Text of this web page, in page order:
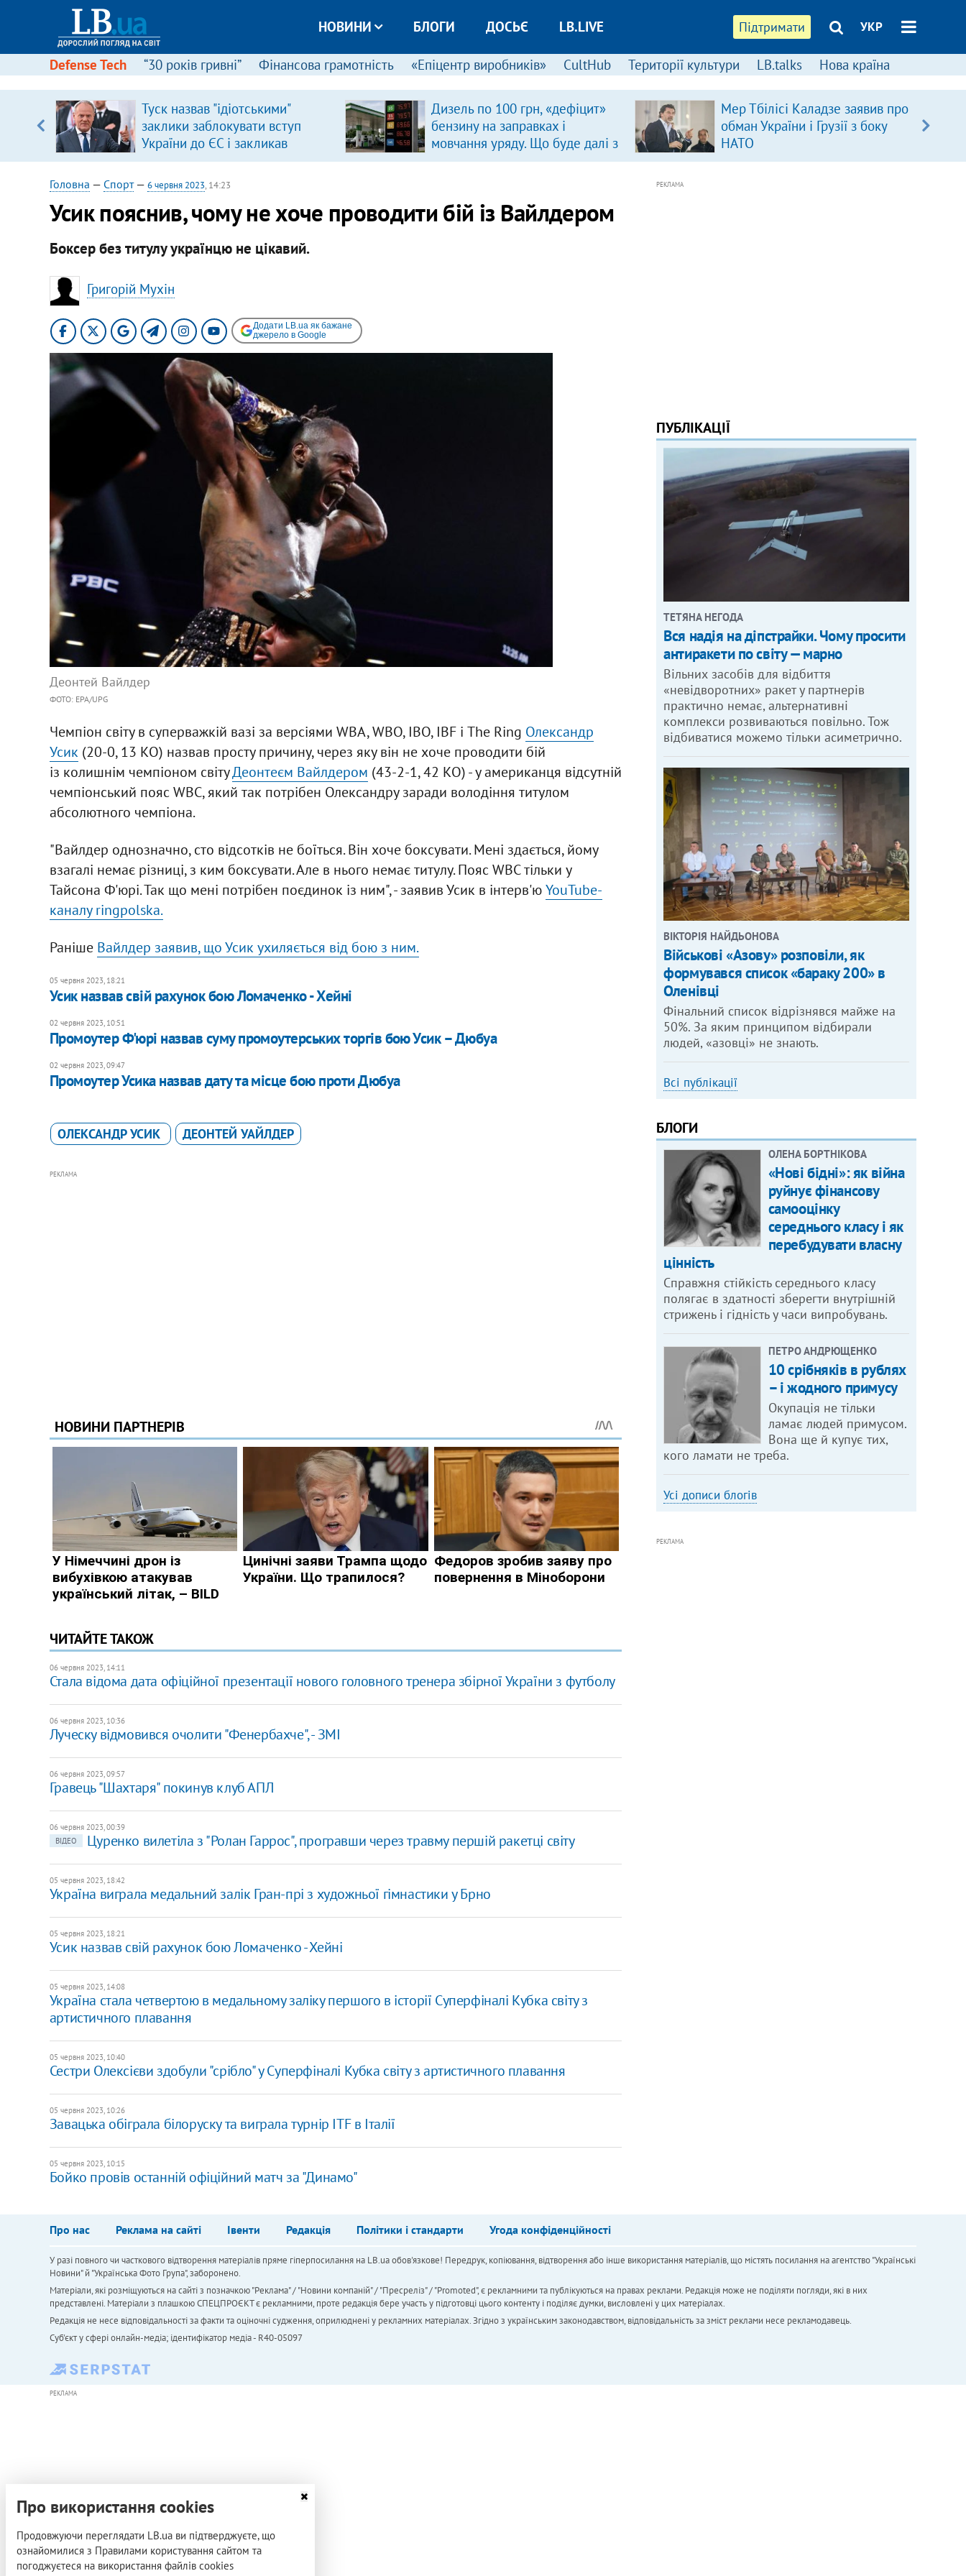
Підтримати УКР
НОВИНИ БЛОГИ ДОСЬЄ LB.LIVE
Defense Tech “30 років гривні” Фінансова грамотність «Епіцентр виробників» CultHub Території культури LB.talks Нова країна
Туск назвав "ідіотськими"
заклики заблокувати вступ
України до ЄС і закликав
припинити антиукраїнську
риторику
Дизель по 100 грн, «дефіцит»
бензину на заправках і
мовчання уряду. Що буде далі з
цінами на пальне?
Мер Тбілісі Каладзе заявив про
обман України і Грузії з боку
НАТО
Головна — Спорт— 6 червня 2023, 14:23
Усик пояснив, чому не хоче проводити бій із Вайлдером
Боксер без титулу українцю не цікавий.
Григорій Мухін
Додати LB.ua як бажане
джерело в Google
Деонтей Вайлдер
ФОТО: EPA/UPG
Чемпіон світу в суперважкій вазі за версіями WBA, WBO, IBO, IBF і The Ring Олександр
Усик (20-0, 13 КО) назвав просту причину, через яку він не хоче проводити бій
із колишнім чемпіоном світуДеонтеєм Вайлдером (43-2-1, 42 КО) - у американця відсутній
чемпіонський пояс WBC, який так потрібен Олександру заради володіння титулом
абсолютного чемпіона.
"Вайлдер однозначно, сто відсотків не боїться. Він хоче боксувати. Мені здається, йому
взагалі немає різниці, з ким боксувати. Але в нього немає титулу. Пояс WBC тільки у
Тайсона Ф'юрі. Так що мені потрібен поєдинок із ним", - заявив Усик в інтерв'юYouTube-
каналу ringpolska.
Раніше Вайлдер заявив, що Усик ухиляється від бою з ним.
05 червня 2023, 18:21
Усик назвав свій рахунок бою Ломаченко - Хейні
02 червня 2023, 10:51
Промоутер Ф'юрі назвав суму промоутерських торгів бою Усик – Дюбуа
02 червня 2023, 09:47
Промоутер Усика назвав дату та місце бою проти Дюбуа
ОЛЕКСАНДР УСИК ДЕОНТЕЙ УАЙЛДЕР
РЕКЛАМА
ЧИТАЙТЕ ТАКОЖ
06 червня 2023, 14:11
Стала відома дата офіційної презентації нового головного тренера збірної України з футболу
06 червня 2023, 10:36
Луческу відмовився очолити "Фенербахче", - ЗМІ
06 червня 2023, 09:57
Гравець "Шахтаря" покинув клуб АПЛ
06 червня 2023, 00:39
ВІДЕО
Цуренко вилетіла з "Ролан Гаррос", програвши через травму першій ракетці світу
05 червня 2023, 18:42
Україна виграла медальний залік Гран-прі з художньої гімнастики у Брно
05 червня 2023, 18:21
Усик назвав свій рахунок бою Ломаченко - Хейні
05 червня 2023, 14:08
Україна стала четвертою в медальному заліку першого в історії Суперфіналі Кубка світу з
артистичного плавання
05 червня 2023, 10:40
Сестри Олексієви здобули "срібло" у Суперфіналі Кубка світу з артистичного плавання
05 червня 2023, 10:26
Завацька обіграла білоруску та виграла турнір ITF в Італії
05 червня 2023, 10:15
Бойко провів останній офіційний матч за "Динамо"
РЕКЛАМА
ПУБЛІКАЦІЇ
ТЕТЯНА НЕГОДА
Вся надія на діпстрайки. Чому просити
антиракети по світу — марно
Вільних засобів для відбиття
«невідворотних» ракет у партнерів
практично немає, альтернативні
комплекси розвиваються повільно. Тож
відбиватися можемо тільки асиметрично.
ВІКТОРІЯ НАЙДЬОНОВА
Військові «Азову» розповіли, як
формувався список «бараку 200» в
Оленівці
Фінальний список відрізнявся майже на
50%. За яким принципом відбирали
людей, «азовці» не знають.
Всі публікації
БЛОГИ
ОЛЕНА БОРТНІКОВА
«Нові бідні»: як війна
руйнує фінансову
самооцінку
середнього класу і як
перебудувати власну
цінність
Справжня стійкість середнього класу
полягає в здатності зберегти внутрішній
стрижень і гідність у часи випробувань.
ПЕТРО АНДРЮЩЕНКО
10 срібняків в рублях
– і жодного примусу
Окупація не тільки
ламає людей примусом.
Вона ще й купує тих,
кого ламати не треба.
Усі дописи блогів
РЕКЛАМА
Про нас Реклама на сайті Івенти Редакція Політики і стандарти Угода конфіденційності
У разі повного чи часткового відтворення матеріалів пряме гіперпосилання на LB.ua обов'язкове! Передрук, копіювання, відтворення або інше використання матеріалів, що містять посилання на агентство "Українськi
Новини" й "Українська Фото Група", заборонено.
Матеріали, які розміщуються на сайті з позначкою "Реклама" / "Новини компаній" / "Пресреліз" / "Promoted", є рекламними та публікуються на правах реклами. Редакція може не поділяти погляди, які в них
представлені. Матеріали з плашкою СПЕЦПРОЄКТ є рекламними, проте редакція бере участь у підготовці цього контенту і поділяє думки, висловлені у цих матеріалах.
Редакція не несе відповідальності за факти та оціночні судження, оприлюднені у рекламних матеріалах. Згідно з українським законодавством, відповідальність за зміст реклами несе рекламодавець.
Cуб'єкт у сфері онлайн-медіа; ідентифікатор медіа - R40-05097
РЕКЛАМА
Про використання cookies
Продовжуючи переглядати LB.ua ви підтверджуєте, що
ознайомилися з Правилами користування сайтом та
погоджуєтеся на використання файлів cookies